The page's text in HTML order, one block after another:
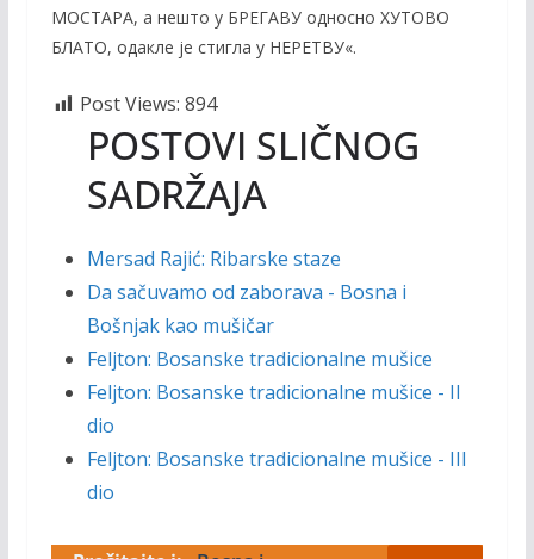
МОСТАРА, a нешто у БРЕГАВУ односно ХУТOВО
БЛАТО, одакле је стигла у НЕРЕТВУ«.
Post Views: 894
POSTOVI SLIČNOG
SADRŽAJA
Mersad Rajić: Ribarske staze
Da sačuvamo od zaborava - Bosna i
Bošnjak kao mušičar
Feljton: Bosanske tradicionalne mušice
Feljton: Bosanske tradicionalne mušice - II
dio
Feljton: Bosanske tradicionalne mušice - III
dio